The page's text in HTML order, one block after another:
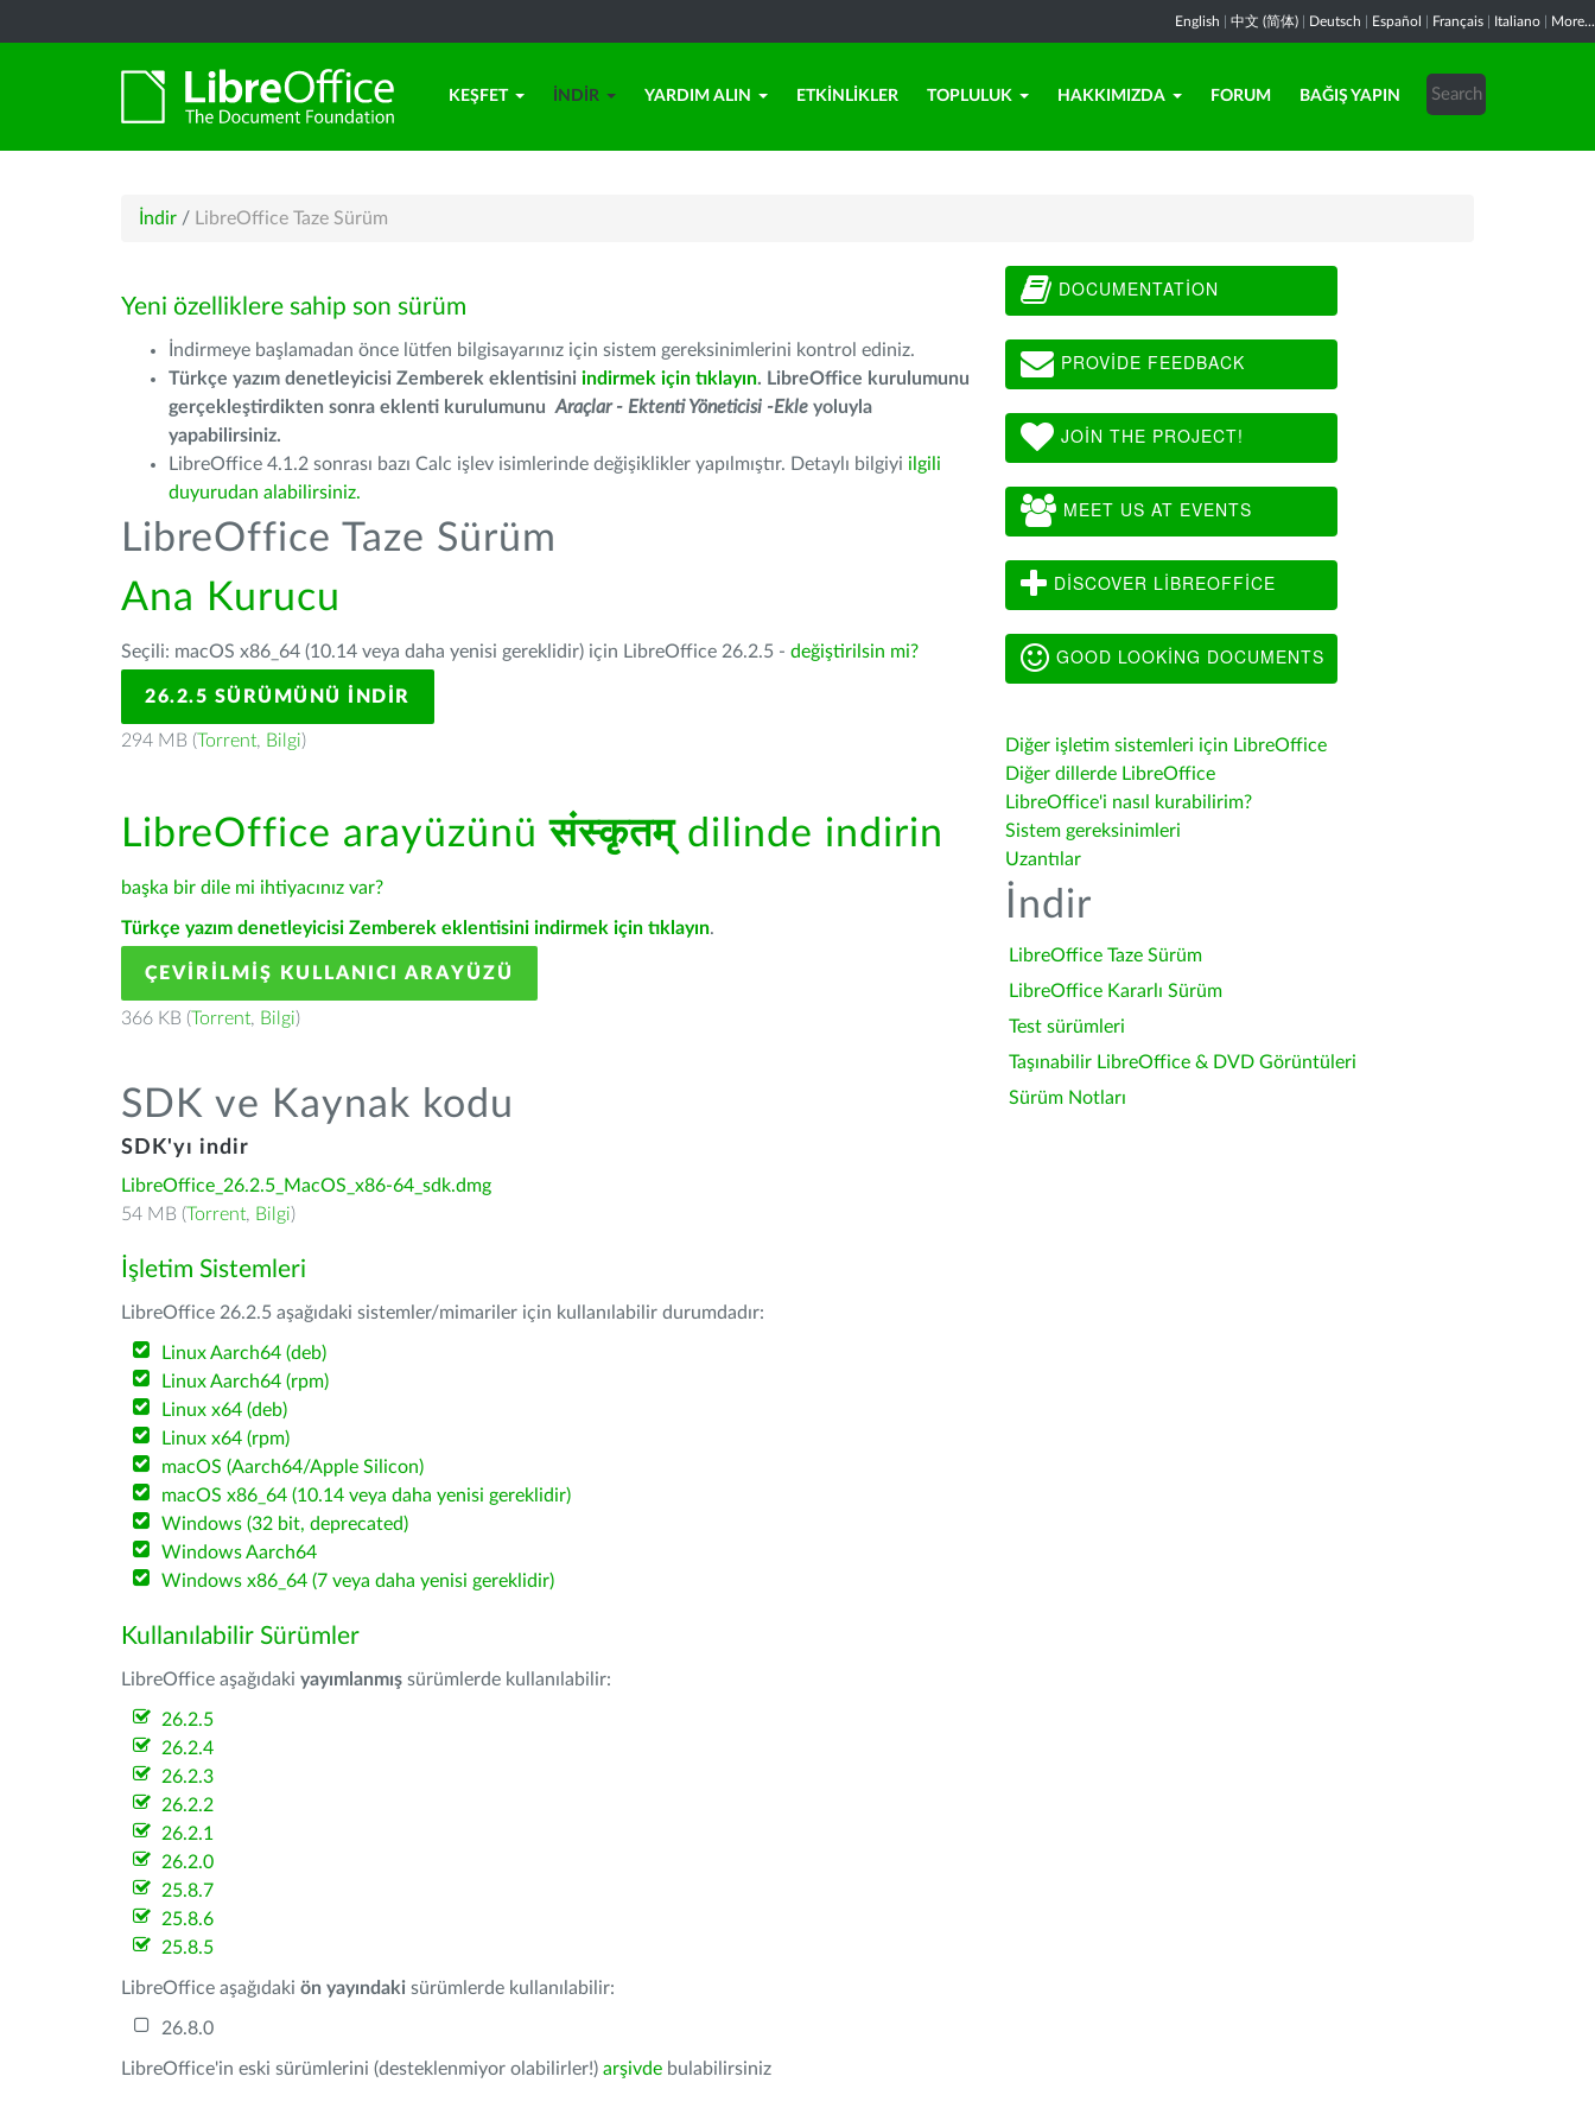
English 中文 (简体) Deutsch Español Français Italiano More...
KEŞFET İNDIR YARDIM ALIN ETKINLIKLER TOPLULUK HAKKIMIZDA FORUM BAĞIŞ YAPIN
İndir / LibreOffice Taze Sürüm
Yeni özelliklere sahip son sürüm
İndirmeye başlamadan önce lütfen bilgisayarınız için sistem gereksinimlerini kontrol ediniz.
Türkçe yazım denetleyicisi Zemberek eklentisini indirmek için tıklayın. LibreOffice kurulumunu
gerçekleştirdikten sonra eklenti kurulumunu Araçlar - Ektenti Yöneticisi -Ekle yoluyla
yapabilirsiniz.
LibreOffice 4.1.2 sonrası bazı Calc işlev isimlerinde değişiklikler yapılmıştır. Detaylı bilgiyi ilgili
duyurudan alabilirsiniz.
LibreOffice Taze Sürüm
Ana Kurucu
Seçili: macOS x86_64 (10.14 veya daha yenisi gereklidir) için LibreOffice 26.2.5 - değiştirilsin mi?
26.2.5 SÜRÜMÜNÜ İNDIR
294 MB (Torrent, Bilgi)
LibreOffice arayüzünüसंस्कृतम्dilinde indirin
başka bir dile mi ihtiyacınız var?
Türkçe yazım denetleyicisi Zemberek eklentisini indirmek için tıklayın.
ÇEVIRILMIŞ KULLANICI ARAYÜZÜ
366 KB (Torrent, Bilgi)
SDK ve Kaynak kodu
SDK'yı indir
LibreOffice_26.2.5_MacOS_x86-64_sdk.dmg
54 MB (Torrent, Bilgi)
İşletim Sistemleri
LibreOffice 26.2.5 aşağıdaki sistemler/mimariler için kullanılabilir durumdadır:
Linux Aarch64 (deb)
Linux Aarch64 (rpm)
Linux x64 (deb)
Linux x64 (rpm)
macOS (Aarch64/Apple Silicon)
macOS x86_64 (10.14 veya daha yenisi gereklidir)
Windows (32 bit, deprecated)
Windows Aarch64
Windows x86_64 (7 veya daha yenisi gereklidir)
Kullanılabilir Sürümler
LibreOffice aşağıdaki yayımlanmış sürümlerde kullanılabilir:
26.2.5
26.2.4
26.2.3
26.2.2
26.2.1
26.2.0
25.8.7
25.8.6
25.8.5
LibreOffice aşağıdaki ön yayındaki sürümlerde kullanılabilir:
26.8.0
LibreOffice'in eski sürümlerini (desteklenmiyor olabilirler!) arşivde bulabilirsiniz
DOCUMENTATION
PROVIDE FEEDBACK
JOIN THE PROJECT!
MEET US AT EVENTS
DISCOVER LIBREOFFICE
GOOD LOOKING DOCUMENTS
Diğer işletim sistemleri için LibreOffice
Diğer dillerde LibreOffice
LibreOffice'i nasıl kurabilirim?
Sistem gereksinimleri
Uzantılar
İndir
LibreOffice Taze Sürüm
LibreOffice Kararlı Sürüm
Test sürümleri
Taşınabilir LibreOffice & DVD Görüntüleri
Sürüm Notları